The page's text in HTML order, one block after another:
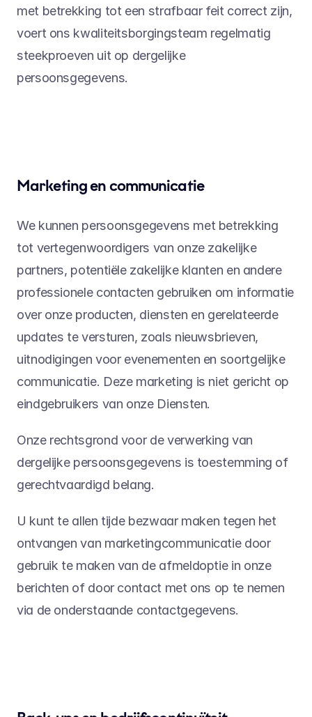
met betrekking tot een strafbaar feit correct zijn,
voert ons kwaliteitsborgingsteam regelmatig
steekproeven uit op dergelijke
persoonsgegevens.
Marketing en communicatie
We kunnen persoonsgegevens met betrekking
tot vertegenwoordigers van onze zakelijke
partners, potentiële zakelijke klanten en andere
professionele contacten gebruiken om informatie
over onze producten, diensten en gerelateerde
updates te versturen, zoals nieuwsbrieven,
uitnodigingen voor evenementen en soortgelijke
communicatie. Deze marketing is niet gericht op
eindgebruikers van onze Diensten.
Onze rechtsgrond voor de verwerking van
dergelijke persoonsgegevens is toestemming of
gerechtvaardigd belang.
U kunt te allen tijde bezwaar maken tegen het
ontvangen van marketingcommunicatie door
gebruik te maken van de afmeldoptie in onze
berichten of door contact met ons op te nemen
via de onderstaande contactgegevens.